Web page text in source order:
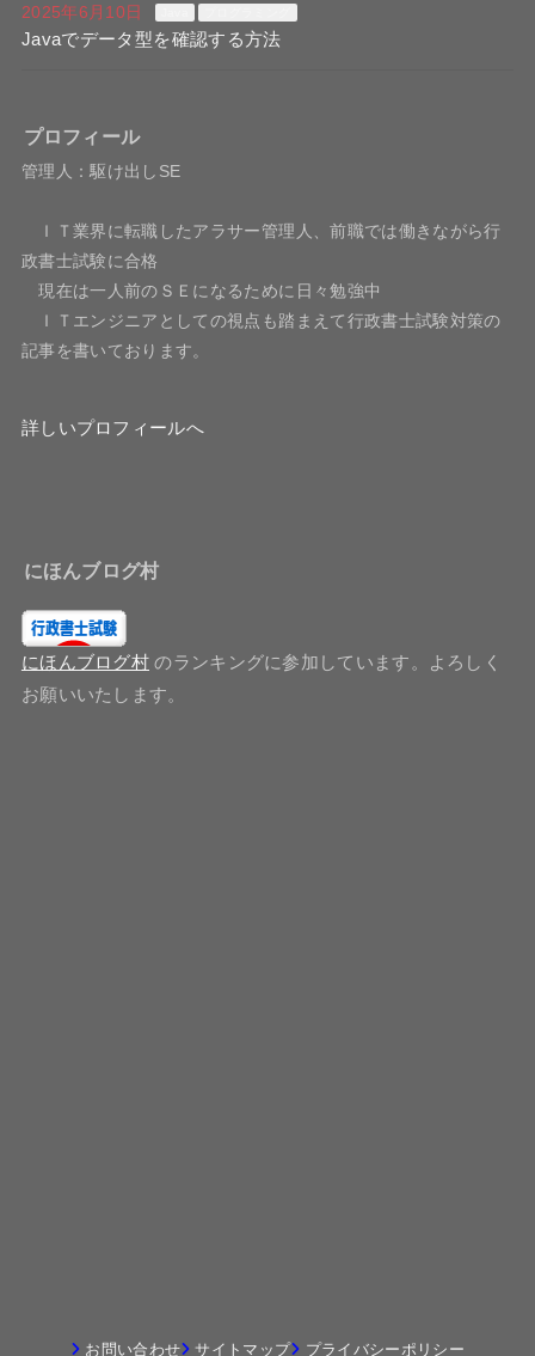
2025年6月10日
Javaでデータ型を確認する方法
プロフィール
管理人：駆け出しSE
ＩＴ業界に転職したアラサー管理人、前職では働きながら行
政書士試験に合格
現在は一人前のＳＥになるために日々勉強中
ＩＴエンジニアとしての視点も踏まえて行政書士試験対策の
記事を書いております。
詳しいプロフィールへ
にほんブログ村
にほんブログ村 のランキングに参加しています。よろしく
お願いいたします。
お問い合わせ サイトマップ プライバシーポリシー